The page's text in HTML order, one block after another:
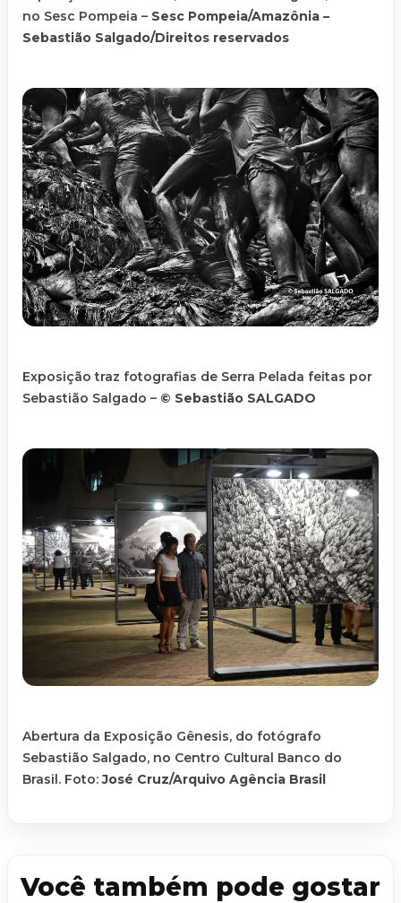
no Sesc Pompeia – Sesc Pompeia/Amazônia –
Sebastião Salgado/Direitos reservados
Exposição traz fotografias de Serra Pelada feitas por
Sebastião Salgado – © Sebastião SALGADO
Abertura da Exposição Gênesis, do fotógrafo
Sebastião Salgado, no Centro Cultural Banco do
Brasil. Foto:José Cruz/Arquivo Agência Brasil
Você também pode gostar